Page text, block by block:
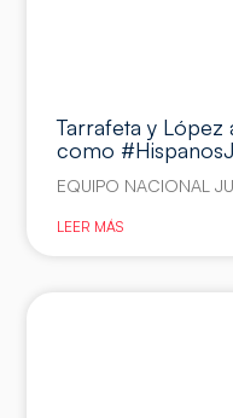
Tarrafeta y López
como
EQUIPO NACIONAL
LEER MÁS